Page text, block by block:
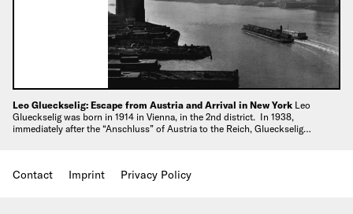
Leo Glueckselig: Escape from Austria and Arrival in New York Leo
Glueckselig was born in 1914 in Vienna, in the 2nd district. In 1938,
immediately after the “Anschluss” of Austria to the Reich, Glueckselig…
Contact Imprint Privacy Policy